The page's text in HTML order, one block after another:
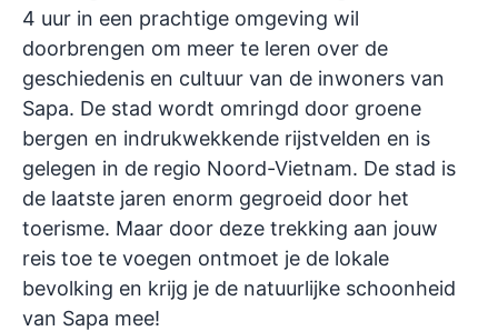
4 uur in een prachtige omgeving wil
doorbrengen om meer te leren over de
geschiedenis en cultuur van de inwoners van
Sapa. De stad wordt omringd door groene
bergen en indrukwekkende rijstvelden en is
gelegen in de regio Noord-Vietnam. De stad is
de laatste jaren enorm gegroeid door het
toerisme. Maar door deze trekking aan jouw
reis toe te voegen ontmoet je de lokale
bevolking en krijg je de natuurlijke schoonheid
van Sapa mee!